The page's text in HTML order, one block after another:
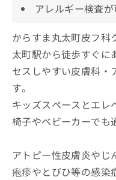
アレルギー検査
からすま丸太町皮フ科
太町駅から徒歩すぐに
セスしやすい皮膚科・
す。
キッズスペースとエレ
椅子やベビーカーでも
アトピー性皮膚炎やじ
疱疹やとびひ等の感染